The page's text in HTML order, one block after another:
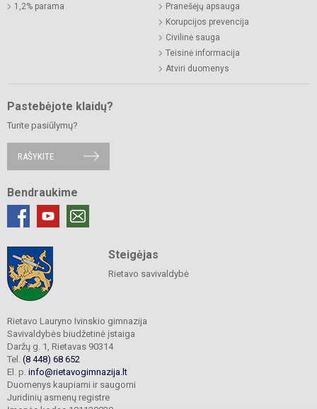
1,2% parama
Pranešėjų apsauga
Korupcijos prevencija
Civilinė sauga
Teisinė informacija
Atviri duomenys
Pastebėjote klaidų?
Turite pasiūlymų?
RAŠYKITE
Bendraukime
Steigėjas
Rietavo savivaldybė
Rietavo Lauryno Ivinskio gimnazija
Savivaldybės biudžetinė įstaiga
Daržų g. 1, Rietavas 90314
Tel. (8 448) 68 652
El. p. info@rietavogimnazija.lt
Duomenys kaupiami ir saugomi
Juridinių asmenų registre